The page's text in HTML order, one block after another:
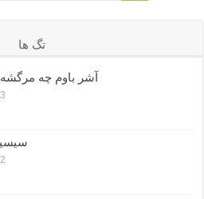
تگ ها
آشر باوم چه